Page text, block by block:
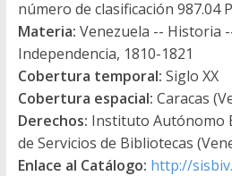
número de clasificación 987.04
Materia: Venezuela -- Historia
Independencia, 1810-1821
Cobertura temporal: Siglo XX
Cobertura espacial: Caracas
Derechos: Instituto Autónomo
de Servicios de Bibliotecas
Enlace al Catálogo: http://